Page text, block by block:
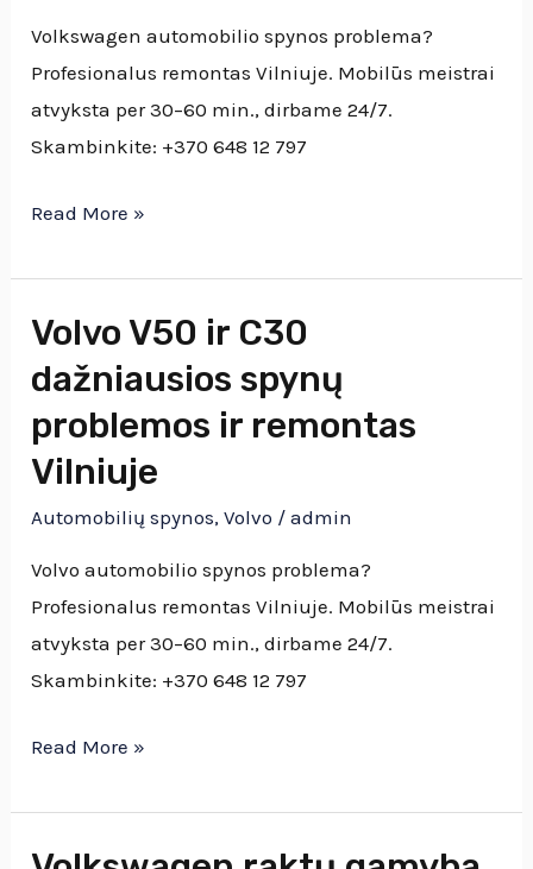
Volkswagen automobilio spynos problema?
Profesionalus remontas Vilniuje. Mobilūs meistrai
atvyksta per 30–60 min., dirbame 24/7.
Skambinkite: +370 648 12 797
Vilniuje
Read More »
Volvo V50 ir C30
dažniausios spynų
problemos ir remontas
Vilniuje
Automobilių spynos,Volvo /admin
Volvo automobilio spynos problema?
Profesionalus remontas Vilniuje. Mobilūs meistrai
atvyksta per 30–60 min., dirbame 24/7.
Skambinkite: +370 648 12 797
Volvo
V50
C30
dažniausios
spynų
ir
remontas
Vilniuje
Read More »
Volkswagen